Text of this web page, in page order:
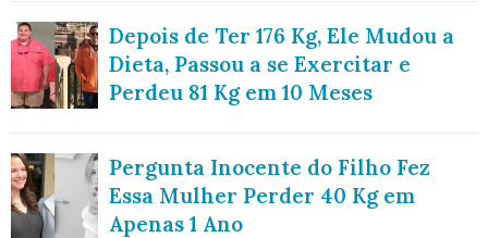
Depois de Ter 176 Kg, Ele Mudou a
Dieta, Passou a se Exercitar e
Perdeu 81 Kg em 10 Meses
Pergunta Inocente do Filho Fez
Essa Mulher Perder 40 Kg em
Apenas 1 Ano